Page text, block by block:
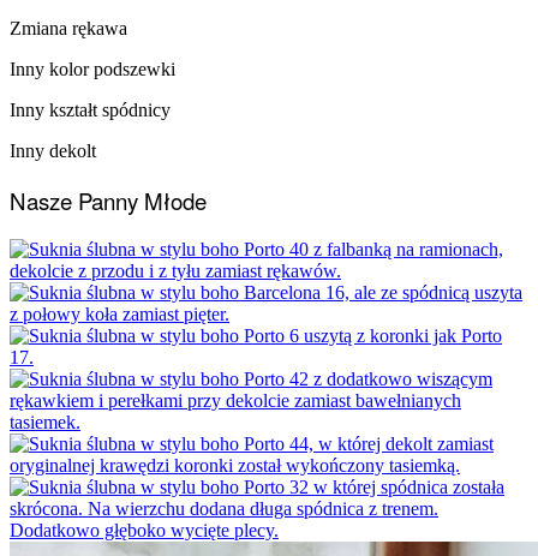
Zmiana rękawa​
Inny kolor podszewki​
Inny kształt spódnicy
Inny dekolt
Nasze Panny Młode